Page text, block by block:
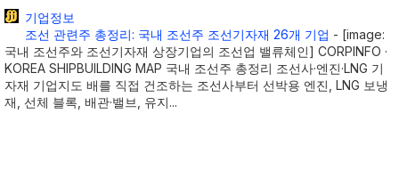
기업정보
조선 관련주 총정리: 국내 조선주 조선기자재 26개 기업 - [image:
국내 조선주와 조선기자재 상장기업의 조선업 밸류체인] CORPINFO ·
KOREA SHIPBUILDING MAP 국내 조선주 총정리 조선사·엔진·LNG 기
자재 기업지도 배를 직접 건조하는 조선사부터 선박용 엔진, LNG 보냉
재, 선체 블록, 배관·밸브, 유지...